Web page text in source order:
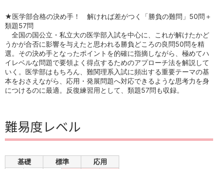
★医学部合格の決め手！ 解ければ差がつく「勝負の難問」50問＋
類題57問
全国の国公立・私立大の医学部入試を中心に、これが解けたかど
うかが合否に影響を与えたと思われる勝負どころの良問50問を精
選。その決め手となったポイントを的確に指摘しながら、極めてハ
イレベルな問題で要領よく得点するためのアプローチ法を解説して
いく。医学部はもちろん、難関理系入試に頻出する重要テーマの基
本をおさえながら、応用・発展問題へ対応できるような思考力を身
につけるのに最適。反復練習用として、類題57問も収録。
難易度レベル
基礎 標準 応用